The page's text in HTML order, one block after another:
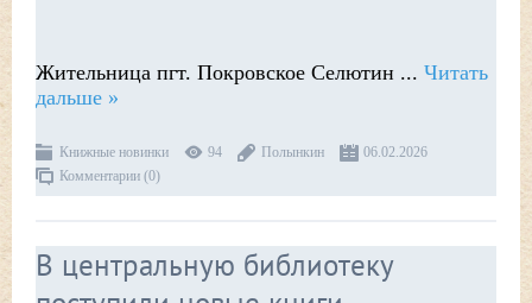
Жительница пгт. Покровское Селютин ... Читать
дальше »
Книжные новинки 94 Полынкин
06.02.2026
Комментарии (0)
В центральную библиотеку